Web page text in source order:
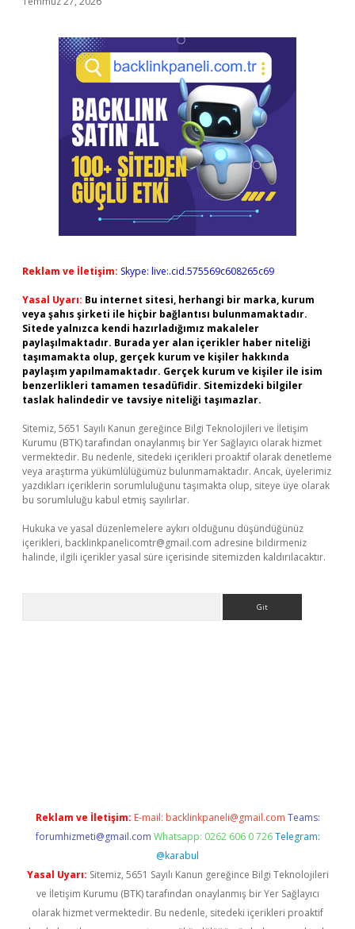
Reklam ve İletişim: Skype: live:.cid.575569c608265c69
Yasal Uyarı: Bu internet sitesi, herhangi bir marka, kurum
veya şahıs şirketi ile hiçbir bağlantısı bulunmamaktadır.
Sitede yalnızca kendi hazırladığımız makaleler
paylaşılmaktadır. Burada yer alan içerikler haber niteliği
taşımamakta olup, gerçek kurum ve kişiler hakkında
paylaşım yapılmamaktadır. Gerçek kurum ve kişiler ile isim
benzerlikleri tamamen tesadüfidir. Sitemizdeki bilgiler
taslak halindedir ve tavsiye niteliği taşımazlar.
Sitemiz, 5651 Sayılı Kanun gereğince Bilgi Teknolojileri ve İletişim
Kurumu (BTK) tarafından onaylanmış bir Yer Sağlayıcı olarak hizmet
vermektedir. Bu nedenle, sitedeki içerikleri proaktif olarak denetleme
veya araştırma yükümlülüğümüz bulunmamaktadır. Ancak, üyelerimiz
yazdıkları içeriklerin sorumluluğunu taşımakta olup, siteye üye olarak
bu sorumluluğu kabul etmiş sayılırlar.
Hukuka ve yasal düzenlemelere aykırı olduğunu düşündüğünüz
içerikleri, backlinkpanelicomtr@gmail.com adresine bildirmeniz
halinde, ilgili içerikler yasal süre içerisinde sitemizden kaldırılacaktır.
Reklam ve İletişim: E-mail: backlinkpaneli@gmail.com Teams:
forumhizmeti@gmail.com Whatsapp: 0262 606 0 726 Telegram:
@karabul
Yasal Uyarı: Sitemiz, 5651 Sayılı Kanun gereğince Bilgi Teknolojileri
ve İletişim Kurumu (BTK) tarafından onaylanmış bir Yer Sağlayıcı
olarak hizmet vermektedir. Bu nedenle, sitedeki içerikleri proaktif